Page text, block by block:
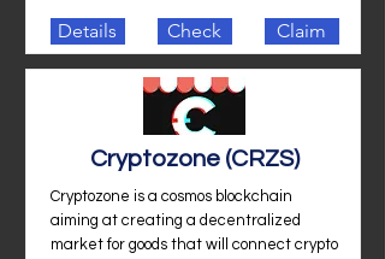
Details Check Claim
Cryptozone (CRZS)
Cryptozone is a cosmos blockchain
aiming at creating a decentralized
market for goods that will connect crypto